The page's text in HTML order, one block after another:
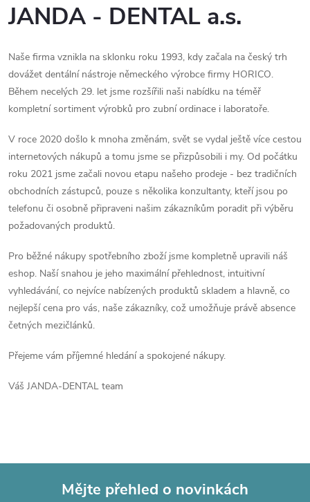
JANDA - DENTAL a.s.
Naše firma vznikla na sklonku roku 1993, kdy začala na český trh
dovážet dentální nástroje německého výrobce firmy HORICO.
Během necelých 29. let jsme rozšířili naši nabídku na téměř
kompletní sortiment výrobků pro zubní ordinace i laboratoře.
V roce 2020 došlo k mnoha změnám, svět se vydal ještě více cestou
internetových nákupů a tomu jsme se přizpůsobili i my. Od počátku
roku 2021 jsme začali novou etapu našeho prodeje - bez tradičních
obchodních zástupců, pouze s několika konzultanty, kteří jsou po
telefonu či osobně připraveni našim zákazníkům poradit při výběru
požadovaných produktů.
Pro běžné nákupy spotřebního zboží jsme kompletně upravili náš
eshop. Naší snahou je jeho maximální přehlednost, intuitivní
vyhledávání, co nejvíce nabízených produktů skladem a hlavně, co
nejlepší cena pro vás, naše zákazníky, což umožňuje právě absence
četných mezičlánků.
Přejeme vám příjemné hledání a spokojené nákupy.
Váš JANDA-DENTAL team
Mějte přehled o novinkách